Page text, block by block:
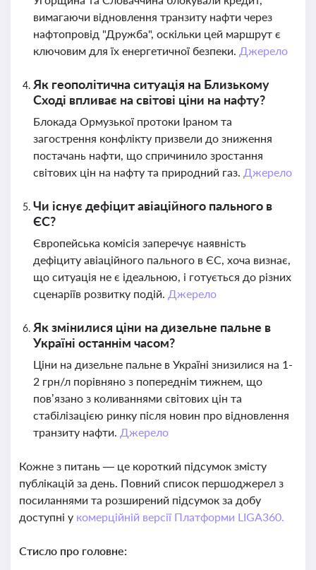
вимагаючи відновлення транзиту нафти через
нафтопровід "Дружба", оскільки цей маршрут є
ключовим для їх енергетичної безпеки. Джерело
Як геополітична ситуація на Близькому
Сході впливає на світові ціни на нафту?
Блокада Ормузької протоки Іраном та
загострення конфлікту призвели до зниження
постачань нафти, що спричинило зростання
світових цін на нафту та природний газ. Джерело
Чи існує дефіцит авіаційного пального в
ЄС?
Європейська комісія заперечує наявність
дефіциту авіаційного пального в ЄС, хоча визнає,
що ситуація не є ідеальною, і готується до різних
сценаріїв розвитку подій. Джерело
Як змінилися ціни на дизельне пальне в
Україні останнім часом?
Ціни на дизельне пальне в Україні знизилися на 1-
2 грн/л порівняно з попереднім тижнем, що
пов’язано з коливаннями світових цін та
стабілізацією ринку після новин про відновлення
транзиту нафти. Джерело
Кожне з питань — це короткий підсумок змісту
публікацій за день. Повний список першоджерел з
посиланнями та розширений підсумок за добу
доступні у комерційній версії Платформи LIGA360.
Стисло про головне: